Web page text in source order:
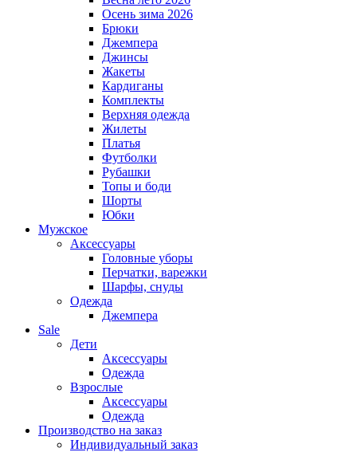
Осень зима 2026
Брюки
Джемпера
Джинсы
Жакеты
Кардиганы
Комплекты
Верхняя одежда
Жилеты
Платья
Футболки
Рубашки
Топы и боди
Шорты
Юбки
Мужское
Аксессуары
Головные уборы
Перчатки, варежки
Шарфы, снуды
Одежда
Джемпера
Sale
Дети
Аксессуары
Одежда
Взрослые
Аксессуары
Одежда
Производство на заказ
Индивидуальный заказ